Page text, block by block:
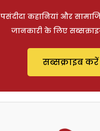
कहानियां और
जानकारी के लिए
सब्सक्राइब करें